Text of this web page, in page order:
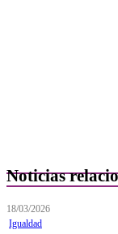
Noticias
18/03/2026
Igualdad